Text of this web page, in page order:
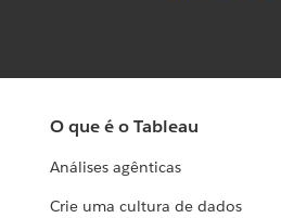
O que é o Tableau
Análises agênticas
Crie uma cultura de dados